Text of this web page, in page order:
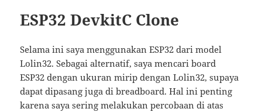
ESP32 DevkitC Clone
Selama ini saya menggunakan ESP32 dari model
Lolin32. Sebagai alternatif, saya mencari board
ESP32 dengan ukuran mirip dengan Lolin32, supaya
dapat dipasang juga di breadboard. Hal ini penting
karena saya sering melakukan percobaan di atas